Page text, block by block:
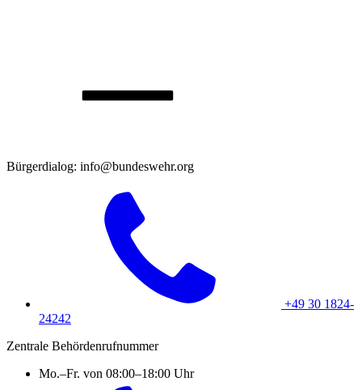
Bürgerdialog: info@bundeswehr.org
+49 30 1824-
24242
Zentrale Behördenrufnummer
Mo.–Fr. von 08:00–18:00 Uhr